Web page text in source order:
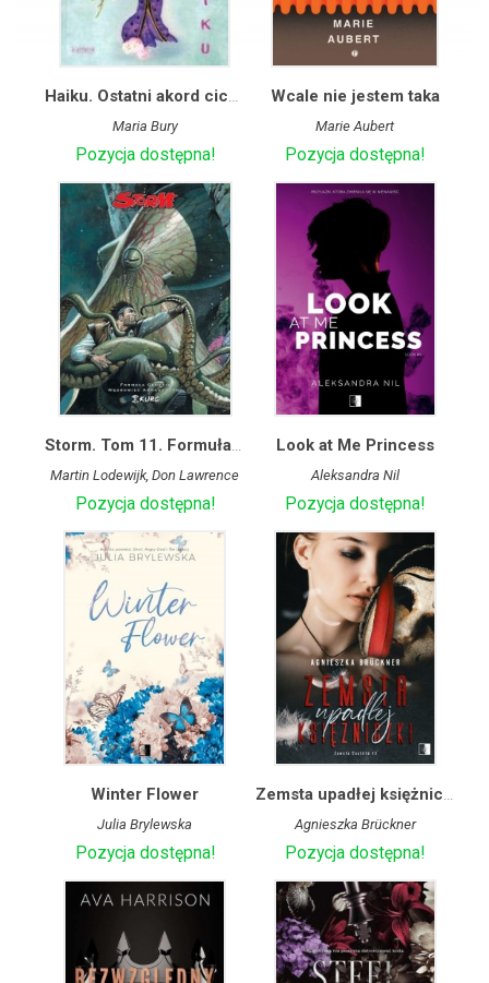
Haiku. Ostatni akord cichy
Maria Bury
Pozycja dostępna!
Wcale nie jestem taka
Marie Aubert
Pozycja dostępna!
Storm. Tom 11. Formuła Genesis. Wędrowiec Armageddonu
Martin Lodewijk, Don Lawrence
Pozycja dostępna!
Look at Me Princess
Aleksandra Nil
Pozycja dostępna!
Winter Flower
Julia Brylewska
Pozycja dostępna!
Zemsta upadłej księżniczki
Agnieszka Brückner
Pozycja dostępna!